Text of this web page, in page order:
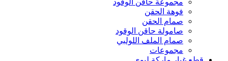
فوهة الحقن
صمام الحقن
صامولة حاقن الوقود
صمام الملف اللولبي
مجموعات